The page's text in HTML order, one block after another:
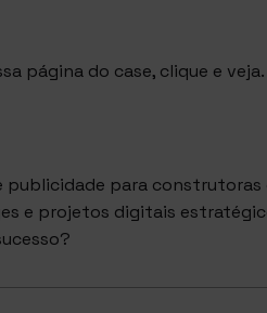
página do case, clique e veja.
publicidade para
e projetos digitais